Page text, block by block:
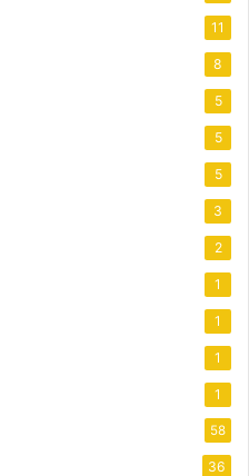
11
8
5
5
5
3
2
1
1
1
1
58
36